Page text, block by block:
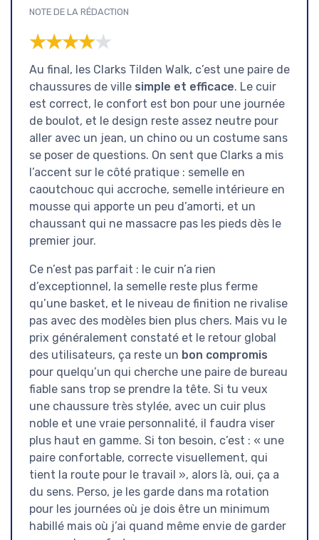
NOTE DE LA RÉDACTION
★★★★★
★★★★★
Au final, les Clarks Tilden Walk, c’est une paire de
chaussures de ville simple et efficace. Le cuir
est correct, le confort est bon pour une journée
de boulot, et le design reste assez neutre pour
aller avec un jean, un chino ou un costume sans
se poser de questions. On sent que Clarks a mis
l’accent sur le côté pratique : semelle en
caoutchouc qui accroche, semelle intérieure en
mousse qui apporte un peu d’amorti, et un
chaussant qui ne massacre pas les pieds dès le
premier jour.
Ce n’est pas parfait : le cuir n’a rien
d’exceptionnel, la semelle reste plus ferme
qu’une basket, et le niveau de finition ne rivalise
pas avec des modèles bien plus chers. Mais vu le
prix généralement constaté et le retour global
des utilisateurs, ça reste un bon compromis
pour quelqu’un qui cherche une paire de bureau
fiable sans trop se prendre la tête. Si tu veux
une chaussure très stylée, avec un cuir plus
noble et une vraie personnalité, il faudra viser
plus haut en gamme. Si ton besoin, c’est : « une
paire confortable, correcte visuellement, qui
tient la route pour le travail », alors là, oui, ça a
du sens. Perso, je les garde dans ma rotation
pour les journées où je dois être un minimum
habillé mais où j’ai quand même envie de garder